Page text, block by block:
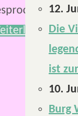
12.
Die
ist
10.
Burg